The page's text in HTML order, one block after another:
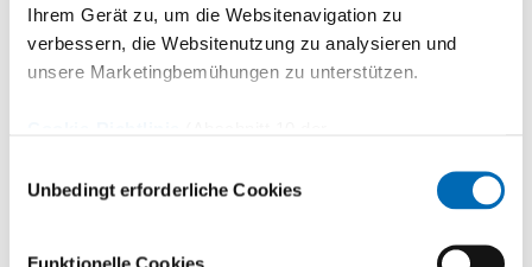
Ihrem Gerät zu, um die Websitenavigation zu
verbessern, die Websitenutzung zu analysieren und
unsere Marketingbemühungen zu unterstützen.
Unbedingt erforderliche Cookies
Funktionelle Cookies
Krankheiten vorgebeugt werden, bevor sie beginnen oder sich
zu ernsteren Erkrankungen entwickeln». Eine klinische Studie an
Menschen mit dieser Push-Pull-Strategie ist ab 2024/2025
Nachwuchsförderung
Das Projekt mTORUS geht auch in der Nachwuchsförderung